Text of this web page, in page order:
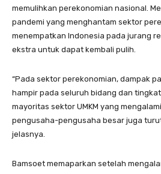
memulihkan perekonomian nasional.
pandemi yang menghantam sektor
menempatkan Indonesia pada jurang
ekstra untuk dapat kembali pulih.
“Pada sektor perekonomian, dampak
hampir pada seluruh bidang dan
mayoritas sektor UMKM yang
pengusaha-pengusaha besar juga
jelasnya.
Bamsoet memaparkan setelah